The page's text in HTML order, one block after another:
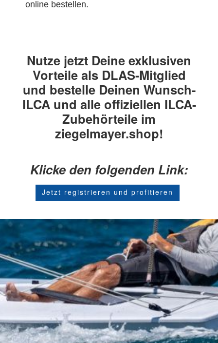
online bestellen.
Nutze jetzt Deine exklusiven
Vorteile als DLAS-Mitglied
und bestelle Deinen Wunsch-
ILCA und alle offiziellen ILCA-
Zubehörteile im
ziegelmayer.shop!
Klicke den folgenden Link:
Jetzt registrieren und profitieren